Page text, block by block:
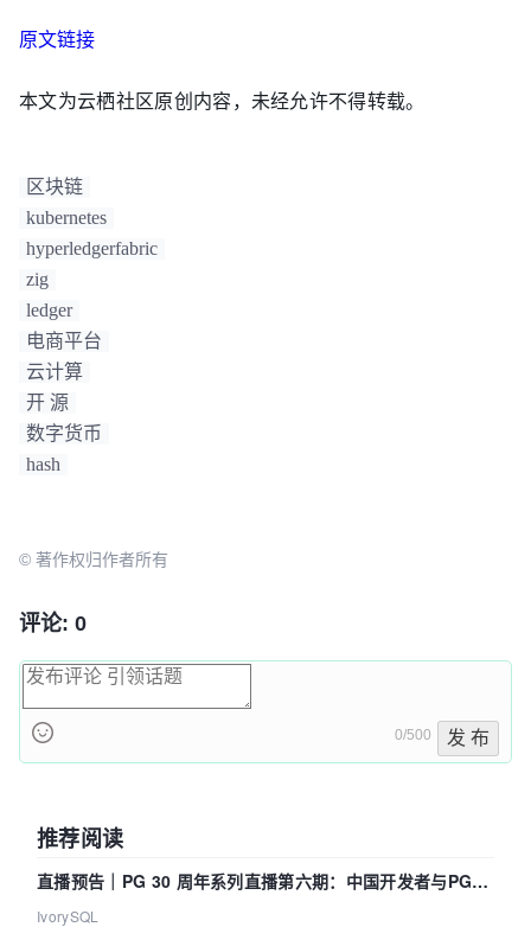
原文链接
本文为云栖社区原创内容，未经允许不得转载。
区块链
kubernetes
hyperledgerfabric
zig
ledger
电商平台
云计算
开 源
数字货币
hash
© 著作权归作者所有
评论: 0
0/500 发 布
推荐阅读
直播预告｜PG 30 周年系列直播第六期：中国开发者与PG内
核——我们改得动吗？我们贡献了什么？
IvorySQL